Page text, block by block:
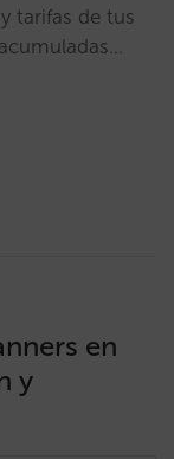
tarifas de tus
en
y